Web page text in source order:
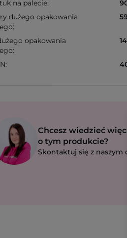
na palecie:
dużego opakowania
opakowania
Chcesz wiedzieć
o tym produkcie?
Skontaktuj się z naszym